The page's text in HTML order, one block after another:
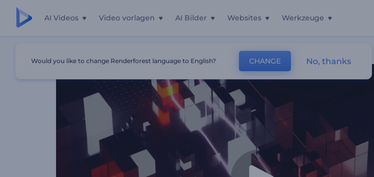
AI Videos Video vorlagen AI Bilder Websites Werkzeuge
Would you like to change Renderforest language to English? CHANGE No, thanks